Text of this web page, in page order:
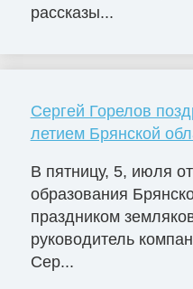
рассказы...
Сергей Горелов
летием Брянской
В пятницу, 5, июля
образования
праздником
руководитель
Сер...